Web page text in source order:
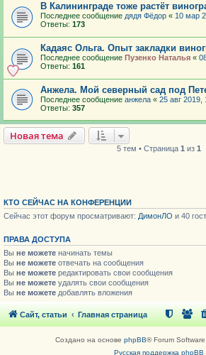
В Калининграде тоже растёт
Последнее сообщение дядя Фёдор « 10 мар
Ответы: 173
Кадаяс Ольга. Опыт закладки
Последнее сообщение Пузенко Наталья «
Ответы: 161
Анжела. Мой северный сад под
Последнее сообщение анжела « 25 авг 2019,
Ответы: 357
Новая тема
5 тем • Страница 1 из 1
КТО СЕЙЧАС НА КОНФЕРЕНЦИИ
Сейчас этот форум просматривают: ДимонЛО и 40
ПРАВА ДОСТУПА
Вы не можете начинать темы
Вы не можете отвечать на сообщения
Вы не можете редактировать свои сообщения
Вы не можете удалять свои сообщения
Вы не можете добавлять вложения
Сайт, статьи Главная страница
Создано на основе phpBB® Forum
Русская поддержка phpBB